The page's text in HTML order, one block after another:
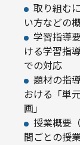
取り組む
い方などの
学習指導
ける学習指
での対応
題材の指
おける「単
画」
授業概要
間ごとの授